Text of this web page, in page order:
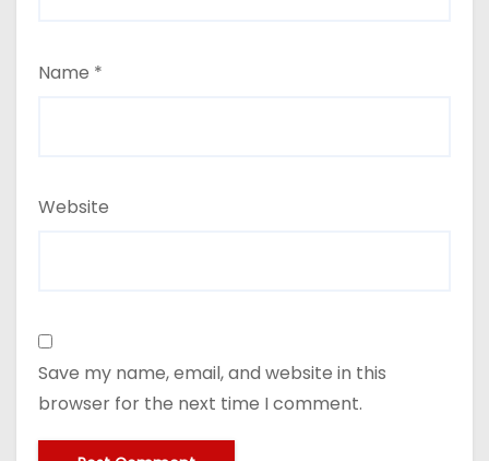
Name *
Website
Save my name, email, and website in this
browser for the next time I comment.